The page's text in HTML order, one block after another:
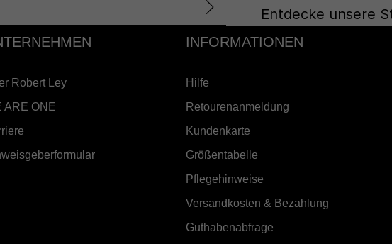
Entdecke unsere
Robert Ley
ARE ONE
INFORMATIONEN
Hilfe
Retourenanmeldung
Kundenkarte
Größentabelle
Pflegehinweise
Versandkosten & Bezahlung
Guthabenabfrage